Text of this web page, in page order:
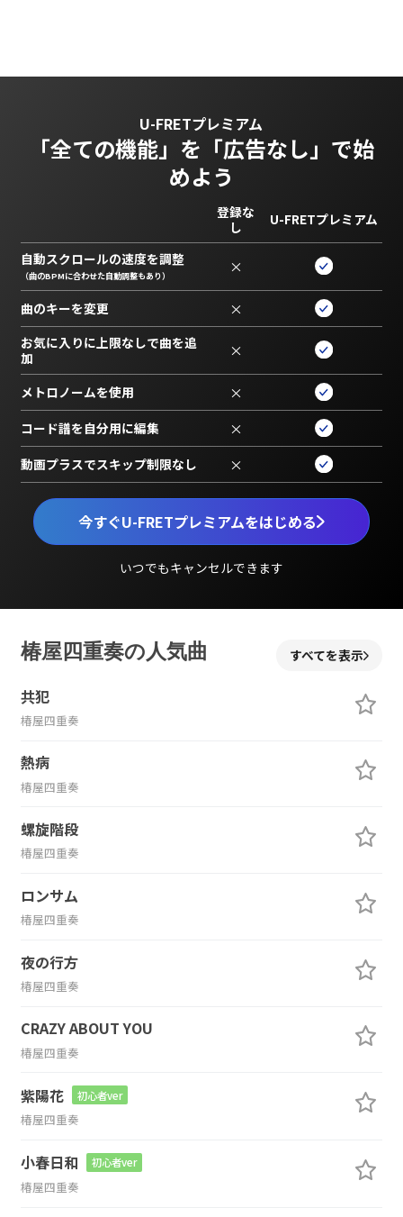
U-FRETプレミアム
「全ての機能」を 「広告なし」で始
めよう
今すぐU-FRETプレミアムをはじめる
いつでもキャンセルできます
登録な
し
U-FRETプレミアム
自動スクロールの速度を調整
（曲のBPMに合わせた自動調整もあり） ×
曲のキーを変更 ×
お気に入りに上限なしで曲を追
加
×
メトロノームを使用 ×
コード譜を自分用に編集 ×
動画プラスでスキップ制限なし ×
椿屋四重奏の人気曲 すべてを表示
共犯
椿屋四重奏
熱病
椿屋四重奏
螺旋階段
椿屋四重奏
ロンサム
椿屋四重奏
夜の行方
椿屋四重奏
CRAZY ABOUT YOU
椿屋四重奏
紫陽花 初心者ver
椿屋四重奏
小春日和 初心者ver
椿屋四重奏